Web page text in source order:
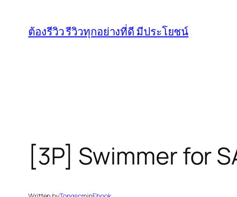
content
ต้องรีวิว รีวิวทุกอย่างที่ดี มีประโยชน์
[3P] Swimmer for